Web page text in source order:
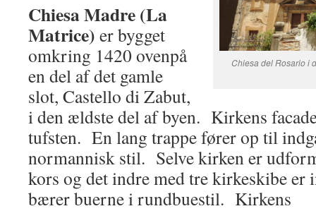
Chiesa del Rosario i
Chiesa Madre (La
Matrice) er bygget
omkring 1420 ovenpå
en del af det gamle
slot, Castello di Zabut,
i den ældste del af byen. Kirkens
tufsten. En lang trappe fører op til
normannisk stil. Selve kirken er
kors og det indre med tre kirkeskibe er
bærer buerne i rundbuestil. Kirkens